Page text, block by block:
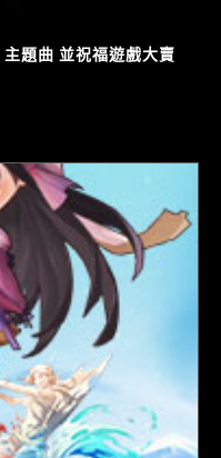
題曲 並祝福遊戲大賣